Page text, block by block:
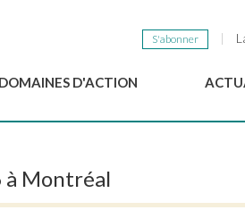
S'abonner
DOMAINES D'ACTION
Le GSEF vous accompagne
à Montréal